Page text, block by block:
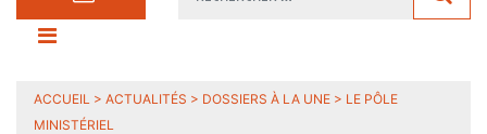
ACCUEIL > ACTUALITÉS > DOSSIERS À LA UNE > LE PÔLE
MINISTÉRIEL